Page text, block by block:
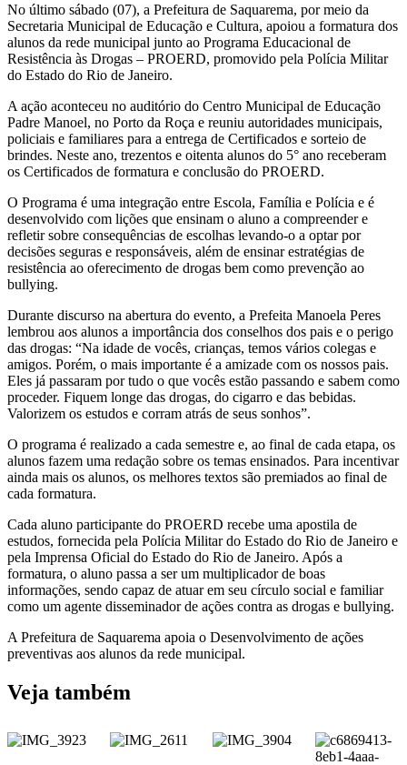
No último sábado (07), a Prefeitura de Saquarema, por meio da
Secretaria Municipal de Educação e Cultura, apoiou a formatura dos
alunos da rede municipal junto ao Programa Educacional de
Resistência às Drogas – PROERD, promovido pela Polícia Militar
do Estado do Rio de Janeiro.
A ação aconteceu no auditório do Centro Municipal de Educação
Padre Manoel, no Porto da Roça e reuniu autoridades municipais,
policiais e familiares para a entrega de Certificados e sorteio de
brindes. Neste ano, trezentos e oitenta alunos do 5° ano receberam
os Certificados de formatura e conclusão do PROERD.
O Programa é uma integração entre Escola, Família e Polícia e é
desenvolvido com lições que ensinam o aluno a compreender e
refletir sobre consequências de escolhas levando-o a optar por
decisões seguras e responsáveis, além de ensinar estratégias de
resistência ao oferecimento de drogas bem como prevenção ao
bullying.
Durante discurso na abertura do evento, a Prefeita Manoela Peres
lembrou aos alunos a importância dos conselhos dos pais e o perigo
das drogas: “Na idade de vocês, crianças, temos vários colegas e
amigos. Porém, o mais importante é a amizade com os nossos pais.
Eles já passaram por tudo o que vocês estão passando e sabem como
proceder. Fiquem longe das drogas, do cigarro e das bebidas.
Valorizem os estudos e corram atrás de seus sonhos”.
O programa é realizado a cada semestre e, ao final de cada etapa, os
alunos fazem uma redação sobre os temas ensinados. Para incentivar
ainda mais os alunos, os melhores textos são premiados ao final de
cada formatura.
Cada aluno participante do PROERD recebe uma apostila de
estudos, fornecida pela Polícia Militar do Estado do Rio de Janeiro e
pela Imprensa Oficial do Estado do Rio de Janeiro. Após a
formatura, o aluno passa a ser um multiplicador de boas
informações, sendo capaz de atuar em seu círculo social e familiar
como um agente disseminador de ações contra as drogas e bullying.
A Prefeitura de Saquarema apoia o Desenvolvimento de ações
preventivas aos alunos da rede municipal.
Veja também